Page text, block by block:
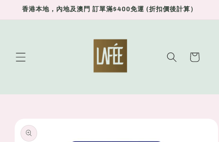
Skip to
香港本地，內地及澳門 訂單滿$400免運 (折扣價後計算）
Cart
product
information